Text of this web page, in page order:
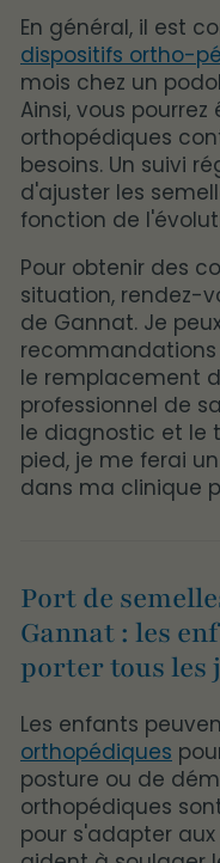
En général, il est
dispositifs ortho-
mois chez un
Ainsi, vous
orthopédiques
besoins. Un suivi
d'ajuster les
fonction de
Pour obtenir des
situation, rendez-
de Gannat. Je
recommandations
le remplacement
professionnel de
le diagnostic et le
pied, je me ferai
dans ma clinique
Port de
Gannat : les
porter tous les
Les enfants
orthopédiques
posture ou de
orthopédiques
pour s'adapter aux